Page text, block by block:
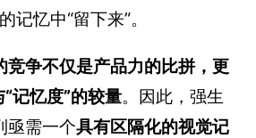
记忆中“留下来”。
竞争不仅是产品力的比拼，更
记忆度”的较量。因此，强生
亟需一个具有区隔化的视觉记